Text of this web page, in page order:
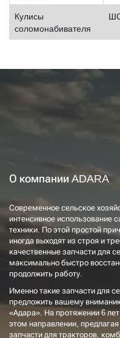
Кулисы
соломонабивателя
О компании ADARA
Современное сельское
интенсивное использование
техники. По этой простой
иногда выходят из строя и
качественные запчасти для
максимально быстро
продолжить работу.
Именно такие запчасти для
предложить вашему
«Адара». На протяжении 6
этом направлении,
запчасти для тракторов,